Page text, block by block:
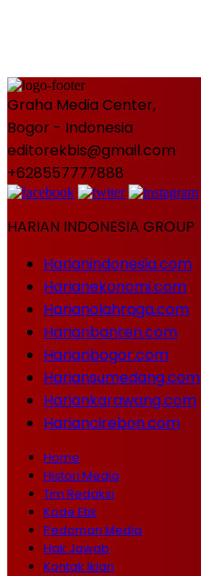
Graha Media Center,
Bogor - Indonesia
editorekbis@gmail.com
+628557777888
HARIAN INDONESIA GROUP
Harianindonesia.com
Harianekonomi.com
Harianolahraga.com
Harianbanten.com
Harianbogor.com
Hariansumedang.com
Hariankarawang.com
Hariancirebon.com
Home
Histori Media
Tim Redaksi
Kode Etik
Pedoman Media
Hak Jawab
Kontak Iklan